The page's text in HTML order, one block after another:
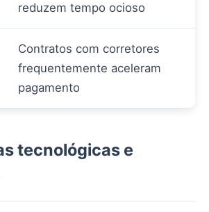
reduzem tempo ocioso
Contratos com corretores
frequentemente aceleram
pagamento
tecnológicas e